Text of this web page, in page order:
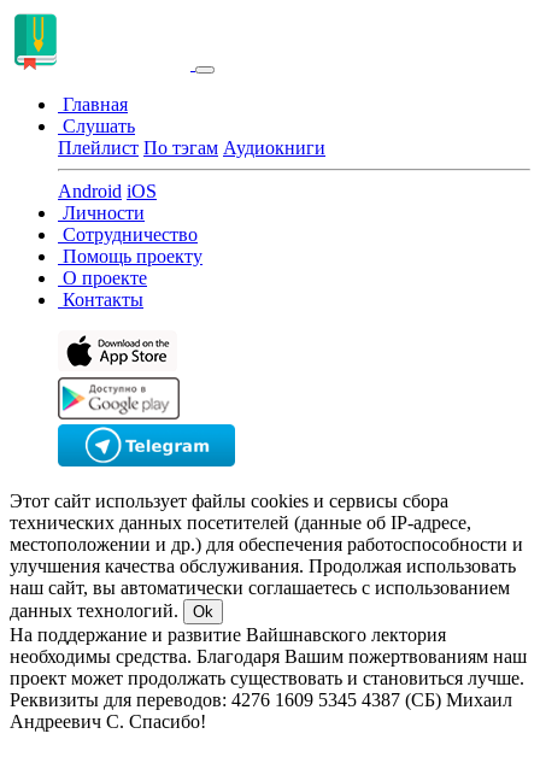
Главная
Слушать
Плейлист По тэгам Аудиокниги
Android iOS
Личности
Сотрудничество
Помощь проекту
О проекте
Контакты
Этот сайт использует файлы cookies и сервисы сбора
технических данных посетителей (данные об IP-адресе,
местоположении и др.) для обеспечения работоспособности и
улучшения качества обслуживания. Продолжая использовать
наш сайт, вы автоматически соглашаетесь с использованием
данных технологий.
Ok
На поддержание и развитие Вайшнавского лектория
необходимы средства. Благодаря Вашим пожертвованиям наш
проект может продолжать существовать и становиться лучше.
Реквизиты для переводов: 4276 1609 5345 4387 (СБ) Михаил
Андреевич С. Спасибо!